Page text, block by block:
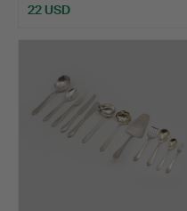
22 USD